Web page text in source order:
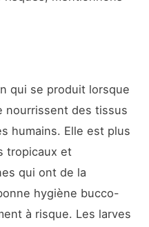
qui se produit lorsque
nourrissent des tissus
humains. Elle est plus
tropicaux et
qui ont de la
hygiène bucco-
à risque. Les larves